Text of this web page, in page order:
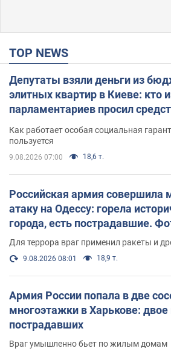
TOP NEWS
Депутаты взяли деньги из
элитных квартир в Киеве: кто
парламентариев просил
поселился
Как работает особая социальная
пользуется
9.08.2026 07:00 18,6 т.
Российская армия совершила
атаку на Одессу: горела
города, есть пострадавшие.
Для террора враг применил ракеты и
9.08.2026 08:01 18,9 т.
Армия России попала в две
многоэтажки в Харькове: двое
пострадавших
Враг умышленно бьет по жилым домам